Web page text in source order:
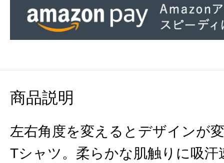
商品説明
左右角度を変えるとデザインが
Tシャツ。柔らかな肌触りに吸